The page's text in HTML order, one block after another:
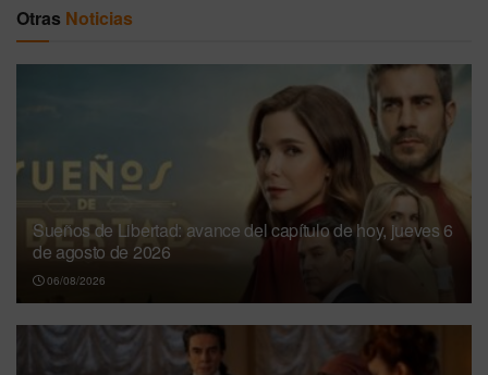
Otras Noticias
Sueños de Libertad: avance del capítulo de hoy, jueves 6
de agosto de 2026
06/08/2026